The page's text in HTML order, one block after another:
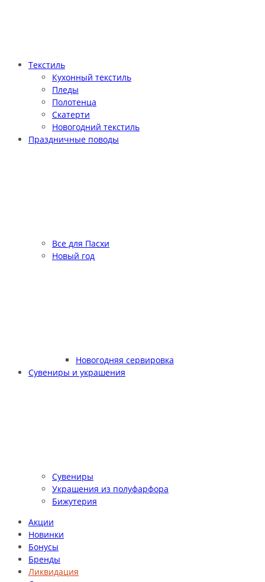
Текстиль
Кухонный текстиль
Пледы
Полотенца
Скатерти
Новогодний текстиль
Праздничные поводы
Все для Пасхи
Новый год
Новогодняя сервировка
Сувениры и украшения
Сувениры
Украшения из полуфарфора
Бижутерия
Акции
Новинки
Бонусы
Бренды
Ликвидация